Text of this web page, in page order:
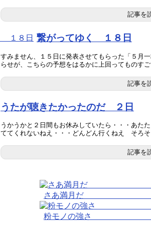
記事を
繋がってゆく １８日
すみません、１５日に発表させてもらった「５月
らせが、こちらの予想をはるかに上回ってものす
記事を
うたが聴きたかったのだ ２日
うかうかと２日間もお休みしていたら・・・あ
ててくれないねえ・・・どんどん行くねえ そろそ
記事を
さあ満月だ
粉モノの強さ